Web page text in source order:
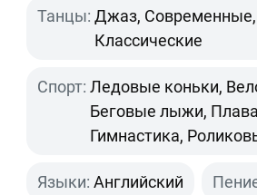
Танцы: Джаз, Современные,
Классические
Спорт: Ледовые коньки,
Беговые лыжи,
Гимнастика,
Языки: Английский